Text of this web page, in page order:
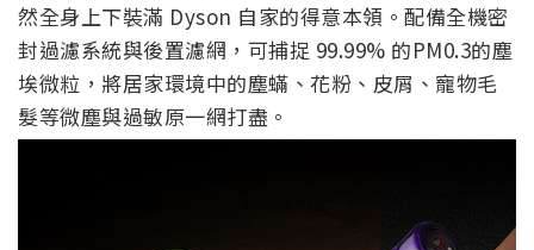
然全身上下裝滿 Dyson 自家的得意本領。配備全機密
封過濾系統與後置濾網，可捕捉 99.99% 的PM0.3的塵
埃微粒，將居家環境中的塵蟎、花粉、皮屑、寵物毛
髮等微塵與過敏原一網打盡。